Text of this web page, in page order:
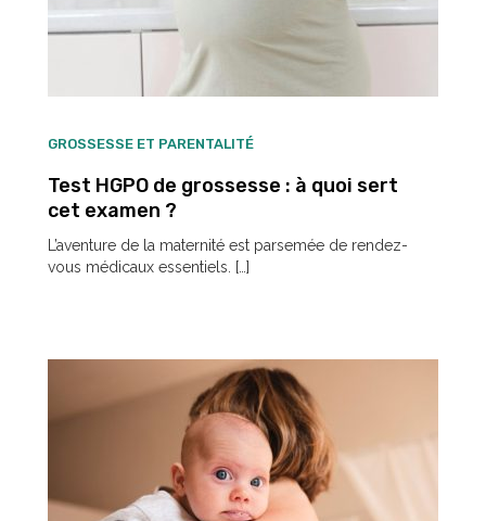
GROSSESSE ET PARENTALITÉ
Test HGPO de grossesse : à quoi sert
cet examen ?
L’aventure de la maternité est parsemée de rendez-
vous médicaux essentiels. […]